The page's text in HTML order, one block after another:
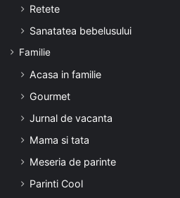
Retete
Sanatatea bebelusului
Familie
Acasa in familie
Gourmet
Jurnal de vacanta
Mama si tata
Meseria de parinte
Parinti Cool